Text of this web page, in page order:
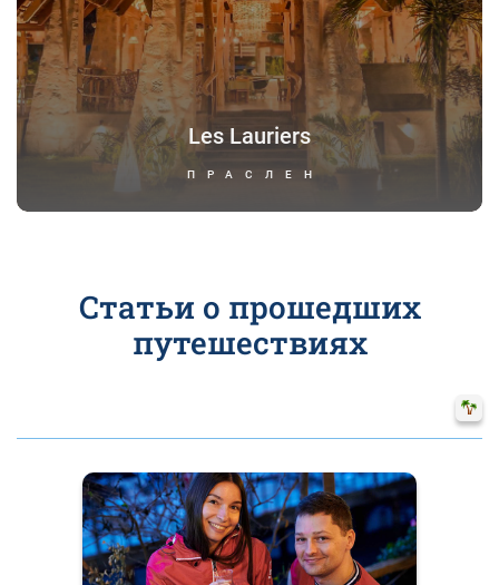
Les Lauriers
ПРАСЛЕН
Статьи о прошедших
путешествиях